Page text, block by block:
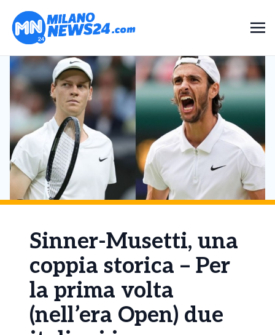
Sinner-Musetti, una
coppia storica – Per
la prima volta
(nell’era Open) due